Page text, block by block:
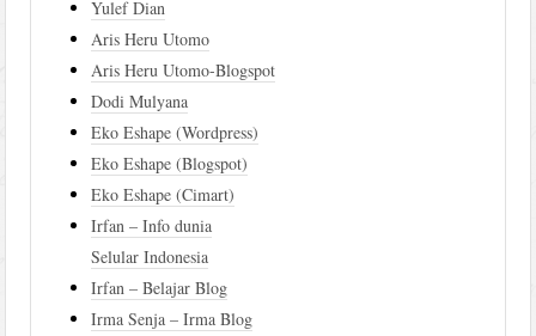
Yulef Dian
Aris Heru Utomo
Aris Heru Utomo-Blogspot
Dodi Mulyana
Eko Eshape (Wordpress)
Eko Eshape (Blogspot)
Eko Eshape (Cimart)
Irfan – Info dunia
Selular Indonesia
Irfan – Belajar Blog
Irma Senja – Irma Blog